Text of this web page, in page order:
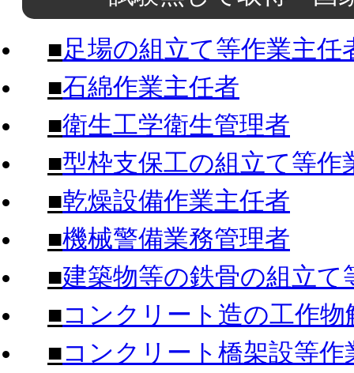
■足場の組立て等作業主任
■石綿作業主任者
■衛生工学衛生管理者
■型枠支保工の組立て等作
■乾燥設備作業主任者
■機械警備業務管理者
■建築物等の鉄骨の組立て
■コンクリート造の工作
■コンクリート橋架設等作